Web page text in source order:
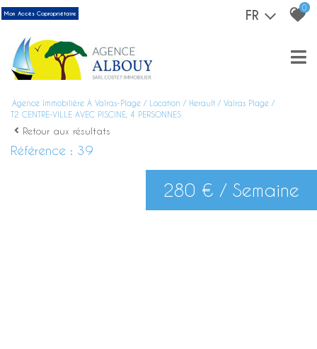
Mon Accès Copropriétaire FR 0
Agence Immobilière À Valras-Plage Location Herault
Valras Plage
T2 CENTRE-VILLE AVEC PISCINE, 4 PERSONNES
Retour aux résultats
Référence : 39
280 € / Semaine